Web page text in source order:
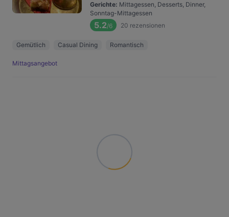
Gerichte: Mittagessen, Desserts, Dinner,
Sonntag-Mittagessen
5.2/6 20 rezensionen
Gemütlich Casual Dining Romantisch
Mittagsangebot